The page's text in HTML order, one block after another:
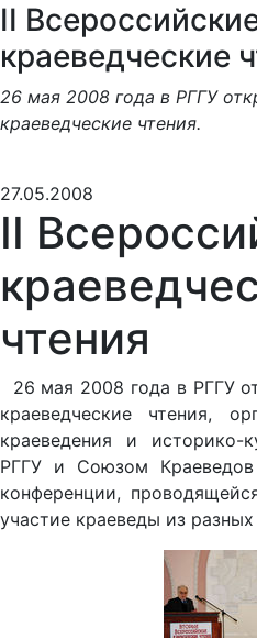
II
краеведческие
26 мая 2008 года в РГГУ
краеведческие чтения.
27.05.2008
II
чтения
26 мая 2008 года в РГГУ
краеведческие чтения,
краеведения и историко-
РГГУ и Союзом
конференции,
участие краеведы из